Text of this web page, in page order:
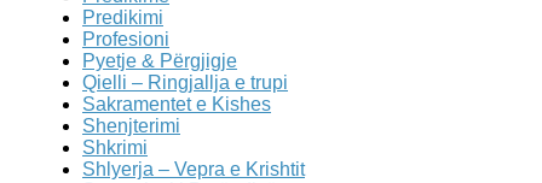
Predikimi
Profesioni
Pyetje & Përgjigje
Qielli – Ringjallja e trupi
Sakramentet e Kishes
Shenjterimi
Shkrimi
Shlyerja – Vepra e Krishtit